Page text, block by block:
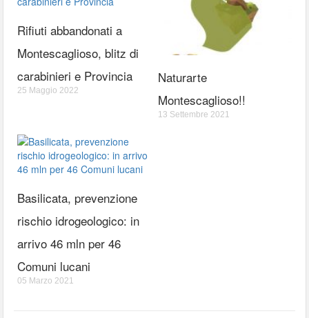
Rifiuti abbandonati a
Montescaglioso, blitz di
carabinieri e Provincia
25 Maggio 2022
Naturarte
Montescaglioso!!
13 Settembre 2021
Basilicata, prevenzione
rischio idrogeologico: in
arrivo 46 mln per 46
Comuni lucani
05 Marzo 2021